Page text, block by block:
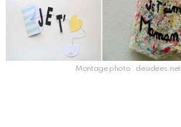
Montage photo : desidees.net